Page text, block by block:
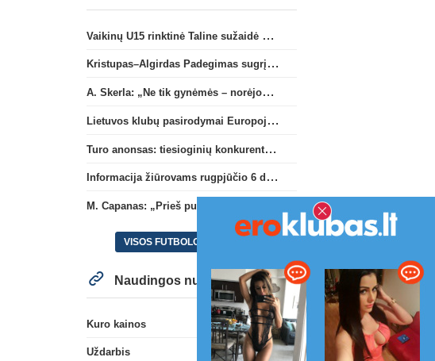
Vaikinų U15 rinktinė Taline sužaidė pirmąsias kontrolines rungtynes
Kristupas–Algirdas Padegimas sugrįžta į FC „Hegelmann” B sudėtį
A. Skerla: „Ne tik gynėmės – norėjome atakuoti“
Lietuvos klubų pasirodymai Europoje: patirti pralaimėjimai Kroatijos atstovams
Turo anonsas: tiesioginių konkurentų dvikova Gargžduose
Informacija žiūrovams rugpjūčio 6 d. UEFA rungtynėms
VISOS FUTBOLO NAUJIENOS
Naudingos nuorodos
Kuro kainos
Uždarbis